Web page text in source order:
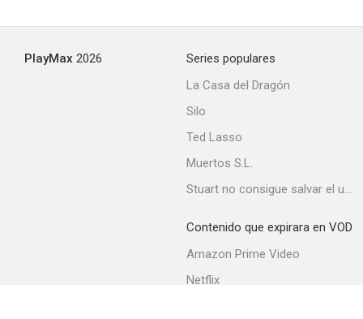
PlayMax 2026
Series populares
La Casa del Dragón
Silo
Ted Lasso
Muertos S.L.
Stuart no consigue salvar el universo
Contenido que expirara en VOD
Amazon Prime Video
Netflix